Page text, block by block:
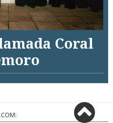
Coral